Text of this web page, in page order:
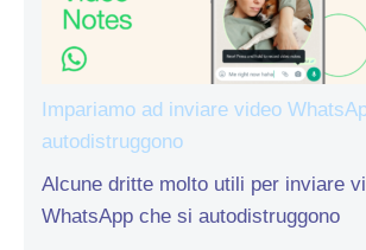
Impariamo ad inviare video
autodistruggono
Alcune dritte molto utili per inviare
WhatsApp che si autodistruggono